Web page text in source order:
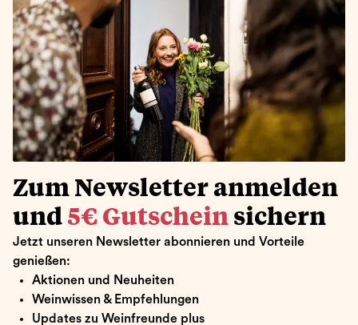
Zum Newsletter anmelden
und 5€ Gutschein sichern
Jetzt unseren Newsletter abonnieren und Vorteile
genießen:
Aktionen und Neuheiten
Weinwissen & Empfehlungen
Updates zu Weinfreunde plus